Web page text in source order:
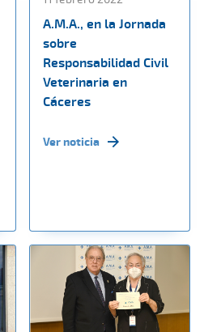
A.M.A., en la Jornada
sobre
Responsabilidad Civil
Veterinaria en
Cáceres
Ver noticia